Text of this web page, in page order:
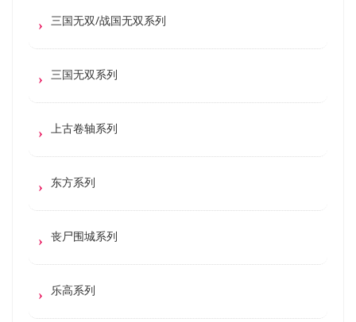
三国无双/战国无双系列
三国无双系列
上古卷轴系列
东方系列
丧尸围城系列
乐高系列